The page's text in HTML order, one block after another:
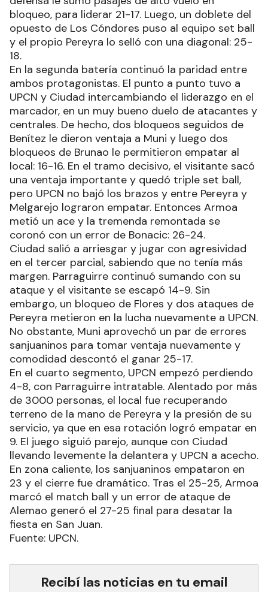
bloqueo, para liderar 21-17. Luego, un doblete del
opuesto de Los Cóndores puso al equipo set ball
y el propio Pereyra lo selló con una diagonal: 25-
18.
En la segunda batería continuó la paridad entre
ambos protagonistas. El punto a punto tuvo a
UPCN y Ciudad intercambiando el liderazgo en el
marcador, en un muy bueno duelo de atacantes y
centrales. De hecho, dos bloqueos seguidos de
Benítez le dieron ventaja a Muni y luego dos
bloqueos de Brunao le permitieron empatar al
local: 16-16. En el tramo decisivo, el visitante sacó
una ventaja importante y quedó triple set ball,
pero UPCN no bajó los brazos y entre Pereyra y
Melgarejo lograron empatar. Entonces Armoa
metió un ace y la tremenda remontada se
coronó con un error de Bonacic: 26-24.
Ciudad salió a arriesgar y jugar con agresividad
en el tercer parcial, sabiendo que no tenía más
margen. Parraguirre continuó sumando con su
ataque y el visitante se escapó 14-9. Sin
embargo, un bloqueo de Flores y dos ataques de
Pereyra metieron en la lucha nuevamente a UPCN.
No obstante, Muni aprovechó un par de errores
sanjuaninos para tomar ventaja nuevamente y
comodidad descontó el ganar 25-17.
En el cuarto segmento, UPCN empezó perdiendo
4-8, con Parraguirre intratable. Alentado por más
de 3000 personas, el local fue recuperando
terreno de la mano de Pereyra y la presión de su
servicio, ya que en esa rotación logró empatar en
9. El juego siguió parejo, aunque con Ciudad
llevando levemente la delantera y UPCN a acecho.
En zona caliente, los sanjuaninos empataron en
23 y el cierre fue dramático. Tras el 25-25, Armoa
marcó el match ball y un error de ataque de
Alemao generó el 27-25 final para desatar la
fiesta en San Juan.
Fuente: UPCN.
Recibí las noticias en tu email